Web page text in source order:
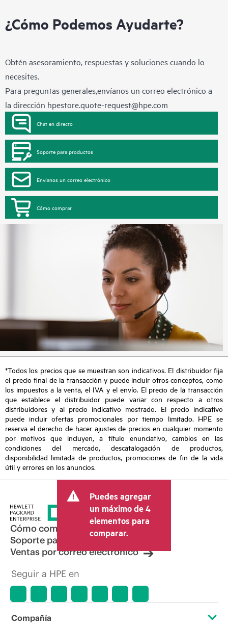
¿Cómo Podemos Ayudarte?
Obtén asesoramiento, respuestas y soluciones cuando lo
necesites.
Para preguntas generales,envíanos un correo electrónico a
la dirección hpestore.quote-request@hpe.com
Chat en directo
Soporte para productos
Envíanos un correo electrónico
Cómo comprar
*Todos los precios que se muestran son indicativos. El distribuidor fija
el precio final de la transacción y puede incluir otros conceptos, como
los impuestos a la venta, el IVA y el envío. El precio de la transacción
que establece el distribuidor puede variar con respecto a otros
distribuidores y al precio indicativo mostrado. El precio indicativo
puede incluir ofertas promocionales por tiempo limitado. HPE se
reserva el derecho de hacer ajustes de precios en cualquier momento
por motivos que incluyen, a título enunciativo, cambios en las
condiciones del mercado, descatalogación de productos,
disponibilidad limitada de productos, promociones de fin de la vida
útil y errores en los anuncios.
Puedes agregar
un máximo de 4
elementos para
comparar.
Cómo comprar
Soporte para productos
Ventas por correo electrónico
Seguir a HPE en
Compañía